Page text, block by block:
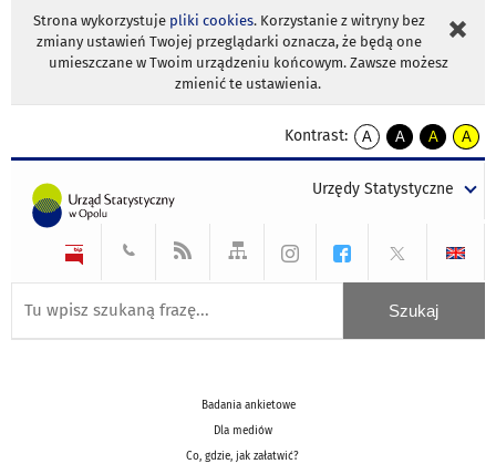
Strona wykorzystuje pliki cookies. Korzystanie z witryny bez
zmiany ustawień Twojej przeglądarki oznacza, że będą one
umieszczane w Twoim urządzeniu końcowym. Zawsze możesz
zmienić te ustawienia.
Kontrast:
A
kontrast
A
kontrast
tekst
czarnym
A
kontrast
tekst
czarnym
A
tekst
żółtym
Urzędy Statystyczne
Badania ankietowe
Dla mediów
Co, gdzie, jak załatwić?